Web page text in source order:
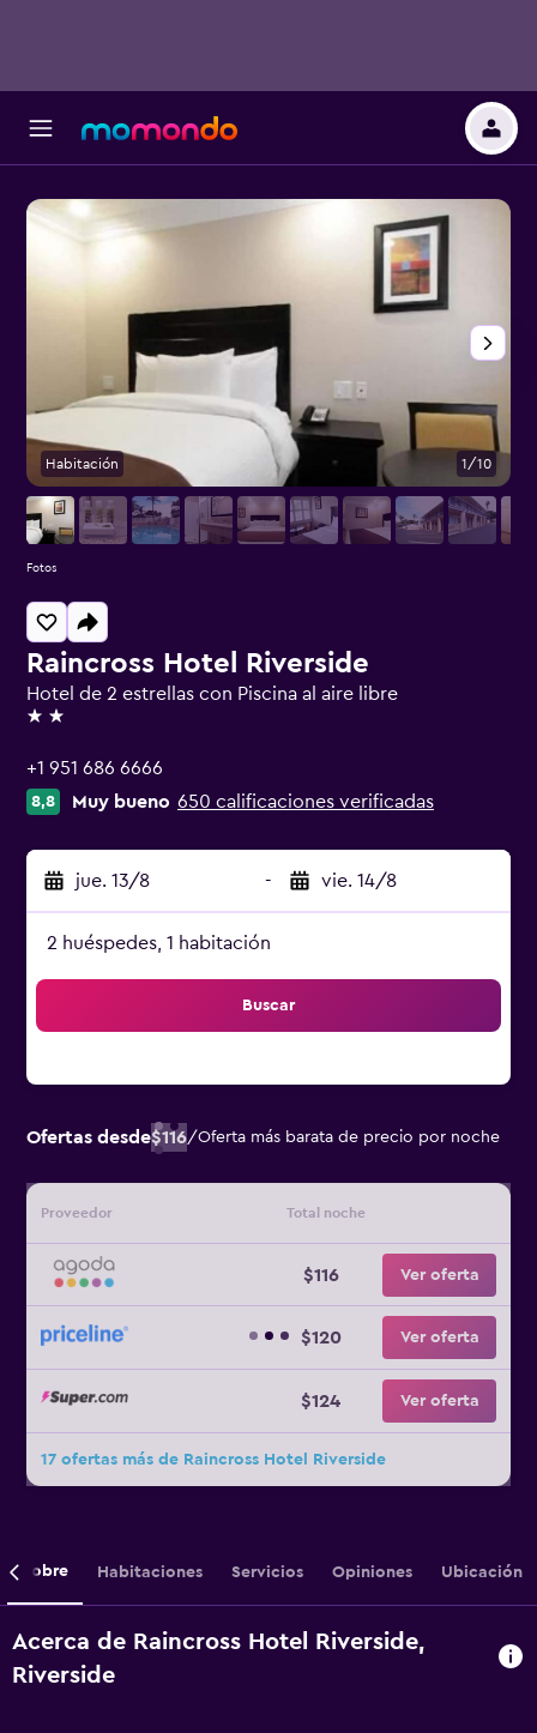
Raincross Hotel Riverside
Hotel de 2 estrellas con Piscina al aire libre
2 estrellas
+1 951 686 6666
8,8 Muy bueno 650 calificaciones verificadas
jue. 13/8 - vie. 14/8
2 huéspedes, 1 habitación
Buscar
Ofertas desde$116/Oferta más barata de precio por noche
Proveedor Total noche
$116 Ver oferta
$120 Ver oferta
$124 Ver oferta
17 ofertas más de Raincross Hotel Riverside
Habitación 1/10
Fotos
Sobre Habitaciones Servicios Opiniones Ubicación
Acerca de Raincross Hotel Riverside,
Riverside